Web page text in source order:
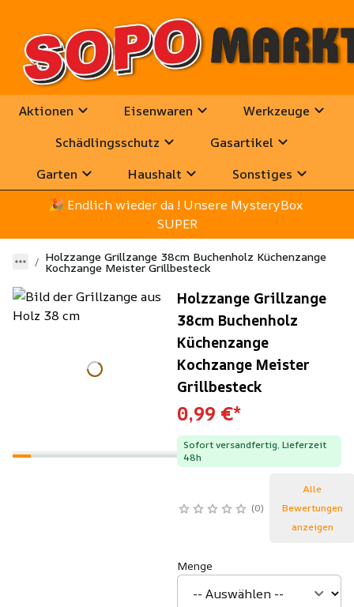
Aktionen Eisenwaren
Werkzeuge
Schädlingsschutz
Gasartikel
Garten
Haushalt
Sonstiges
🎉 Endlich wieder da ! Unsere MysteryBox
SUPER
Holzzange Grillzange 38cm Buchenholz Küchenzange
Kochzange Meister Grillbesteck
Holzzange Grillzange
38cm Buchenholz
Küchenzange
Kochzange Meister
Grillbesteck
0,99 €*
Sofort versandfertig, Lieferzeit
48h
0
Alle
Bewertungen
anzeigen
Menge